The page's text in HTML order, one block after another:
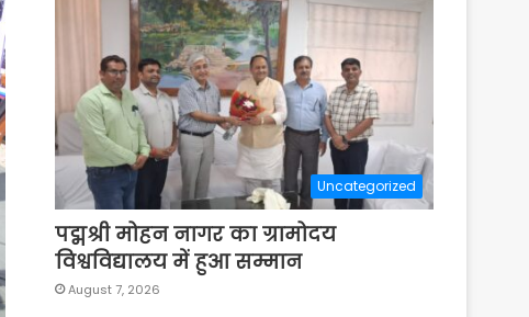
Uncategorized
पद्मश्री मोहन नागर का ग्रामोदय
विश्वविद्यालय में हुआ सम्मान
August 7, 2026